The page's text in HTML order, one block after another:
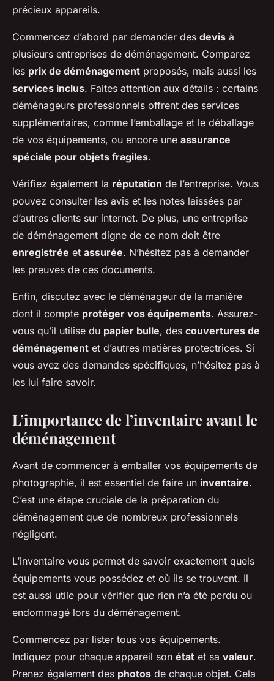
précieux appareils.
Commencez d’abord par demander des devis à
plusieurs entreprises de déménagement. Comparez
les prix de déménagement proposés, mais aussi les
services inclus. Faites attention aux détails : certains
déménageurs professionnels offrent des services
supplémentaires, comme l’emballage et le déballage
de vos équipements, ou encore une assurance
spéciale pour objets fragiles.
Vérifiez également la réputation de l’entreprise. Vous
pouvez consulter les avis et les notes laissées par
d’autres clients sur internet. De plus, une entreprise
de déménagement digne de ce nom doit être
enregistrée et assurée. N’hésitez pas à demander
les preuves de ces documents.
Enfin, discutez avec le déménageur de la manière
dont il compte protéger vos équipements. Assurez-
vous qu’il utilise du papier bulle, des couvertures de
déménagement et d’autres matières protectrices. Si
vous avez des demandes spécifiques, n’hésitez pas à
les lui faire savoir.
L’importance de l’inventaire avant le
déménagement
Avant de commencer à emballer vos équipements de
photographie, il est essentiel de faire un inventaire.
C’est une étape cruciale de la préparation du
déménagement que de nombreux professionnels
négligent.
L’inventaire vous permet de savoir exactement quels
équipements vous possédez et où ils se trouvent. Il
est aussi utile pour vérifier que rien n’a été perdu ou
endommagé lors du déménagement.
Commencez par lister tous vos équipements.
Indiquez pour chaque appareil son état et sa valeur.
Prenez également des photos de chaque objet. Cela